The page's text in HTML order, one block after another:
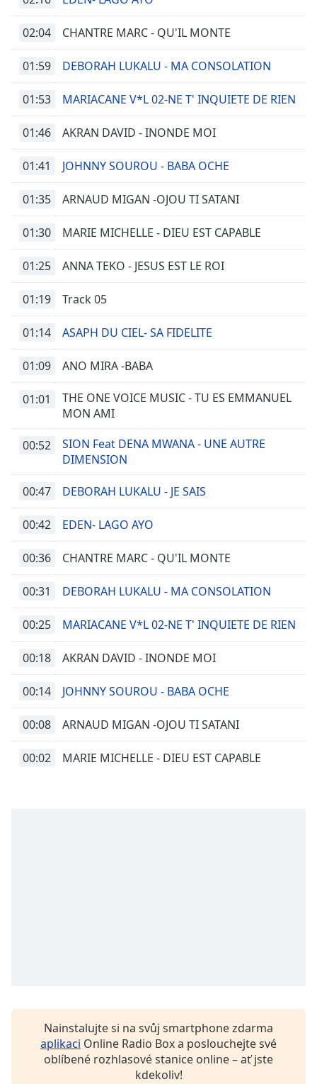
02:04 CHANTRE MARC - QU'IL MONTE
01:59 DEBORAH LUKALU - MA CONSOLATION
01:53 MARIACANE V*L 02-NE T' INQUIETE DE RIEN
01:46 AKRAN DAVID - INONDE MOI
01:41 JOHNNY SOUROU - BABA OCHE
01:35 ARNAUD MIGAN -OJOU TI SATANI
01:30 MARIE MICHELLE - DIEU EST CAPABLE
01:25 ANNA TEKO - JESUS EST LE ROI
01:19 Track 05
01:14 ASAPH DU CIEL- SA FIDELITE
01:09 ANO MIRA -BABA
01:01
THE ONE VOICE MUSIC - TU ES EMMANUEL
MON AMI
00:52
SION Feat DENA MWANA - UNE AUTRE
DIMENSION
00:47 DEBORAH LUKALU - JE SAIS
00:42 EDEN- LAGO AYO
00:36 CHANTRE MARC - QU'IL MONTE
00:31 DEBORAH LUKALU - MA CONSOLATION
00:25 MARIACANE V*L 02-NE T' INQUIETE DE RIEN
00:18 AKRAN DAVID - INONDE MOI
00:14 JOHNNY SOUROU - BABA OCHE
00:08 ARNAUD MIGAN -OJOU TI SATANI
00:02 MARIE MICHELLE - DIEU EST CAPABLE
Nainstalujte si na svůj smartphone zdarma
aplikaci Online Radio Box a poslouchejte své
oblíbené rozhlasové stanice online – ať jste
kdekoliv!